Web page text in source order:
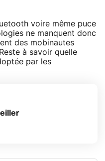
voire même puce
ne manquent donc
des mobinautes
à savoir quelle
par les